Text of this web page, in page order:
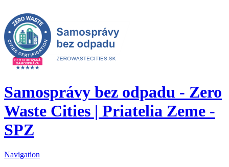
Samosprávy bez odpadu - Zero
Waste Cities | Priatelia Zeme -
SPZ
Navigation